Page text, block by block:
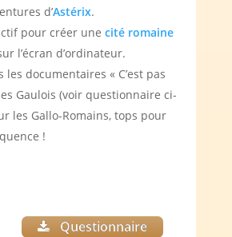
d’Astérix.
pour créer une cité romaine
l’écran d’ordinateur.
les documentaires « C’est pas
Gaulois (voir questionnaire ci-
les Gallo-Romains, tops pour
!
Questionnaire